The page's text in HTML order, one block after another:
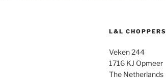
L&L CHOPPERS
Veken 244
1716 KJ Opmeer
The Netherlands